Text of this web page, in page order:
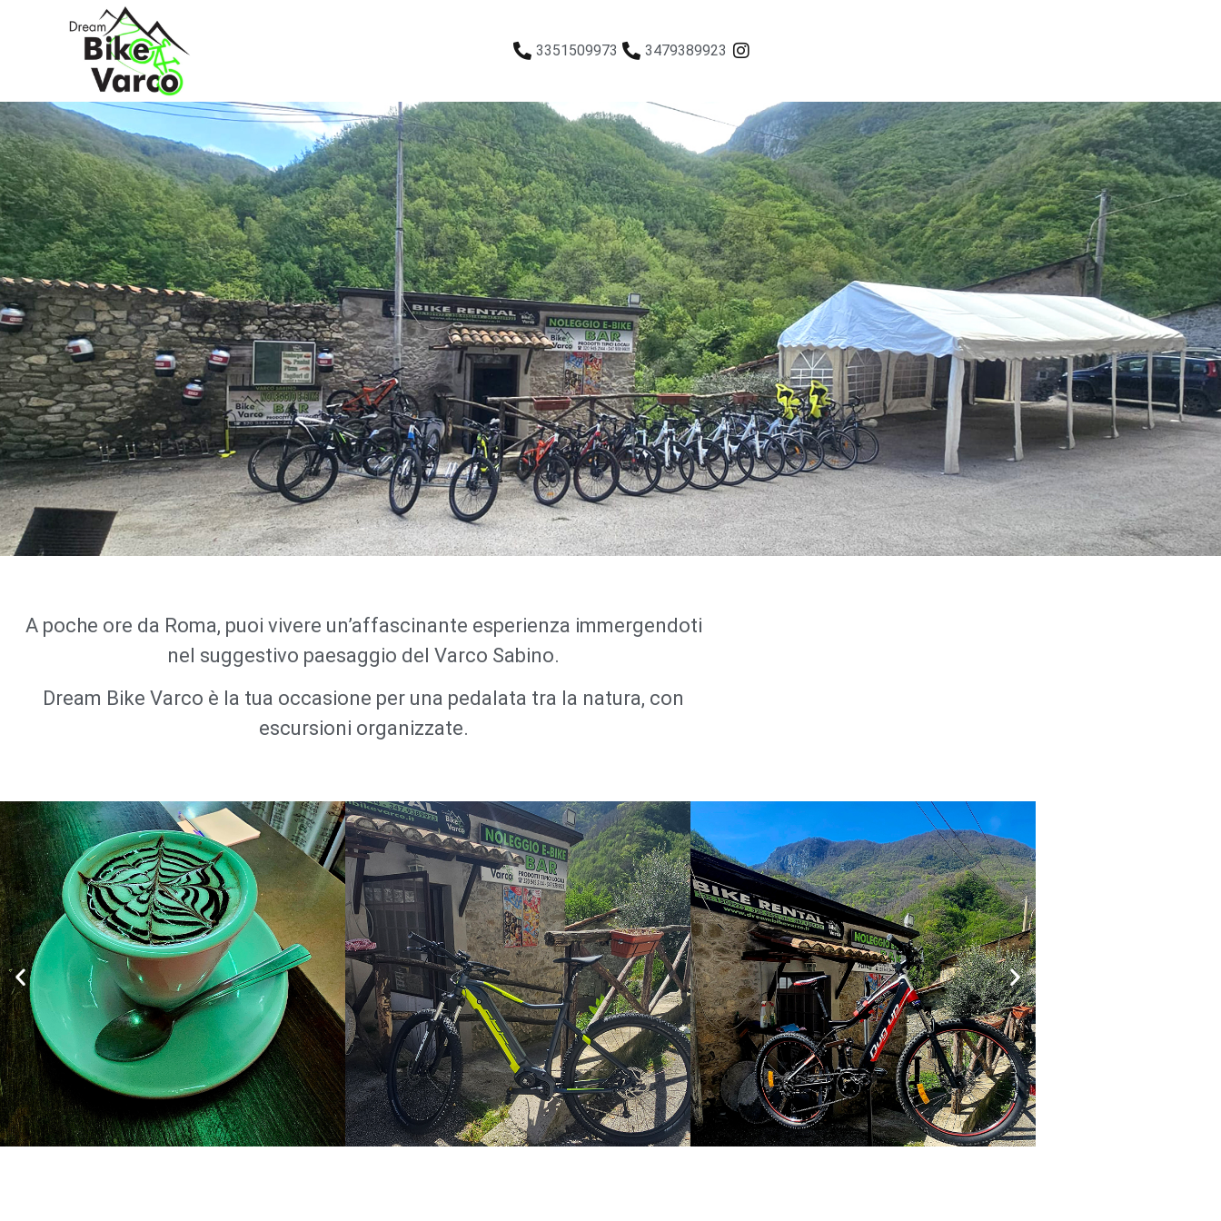
3351509973 3479389923
Dream Bike
Varco
Noleggia la tua E-Bike e
immergiti nella natura
A poche ore da Roma, puoi vivere un’affascinante esperienza immergendoti
nel suggestivo paesaggio del Varco Sabino.
Dream Bike Varco è la tua occasione per una pedalata tra la natura, con
escursioni organizzate.